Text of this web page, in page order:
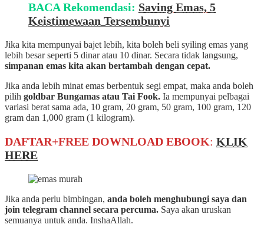
BACA Rekomendasi: Saving Emas, 5
Keistimewaan Tersembunyi
Jika kita mempunyai bajet lebih, kita boleh beli syiling emas yang
lebih besar seperti 5 dinar atau 10 dinar. Secara tidak langsung,
simpanan emas kita akan bertambah dengan cepat.
Jika anda lebih minat emas berbentuk segi empat, maka anda boleh
pilih goldbar Bungamas atau Tai Fook. Ia mempunyai pelbagai
variasi berat sama ada, 10 gram, 20 gram, 50 gram, 100 gram, 120
gram dan 1,000 gram (1 kilogram).
DAFTAR+FREE DOWNLOAD EBOOK: KLIK
HERE
Jika anda perlu bimbingan, anda boleh menghubungi saya dan
join telegram channel secara percuma. Saya akan uruskan
semuanya untuk anda. InshaAllah.